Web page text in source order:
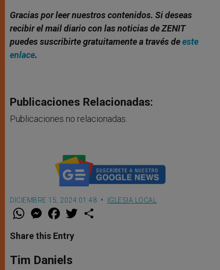
Gracias por leer nuestros contenidos. Si deseas
recibir el mail diario con las noticias de ZENIT
puedes suscribirte gratuitamente a través deeste
enlace.
Publicaciones Relacionadas:
Publicaciones no relacionadas.
DICIEMBRE 15, 2024 01:48 IGLESIA LOCAL
W
t
s
p
p
M
e
s
e
g
e
F
a
e
b
o
k
w
Share this Entry
Tim Daniels